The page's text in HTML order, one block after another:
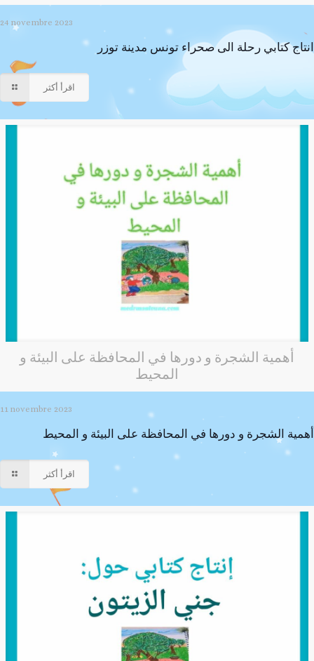
24 novembre 2023
انتاج كتابي رحلة الى صحراء تونس مدينة توزر
اقرأ أكثر
أهمية الشجرة و دورها في المحافظة على البيئة و
المحيط
11 novembre 2023
أهمية الشجرة و دورها في المحافظة على البيئة و المحيط
اقرأ أكثر